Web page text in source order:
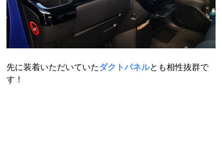
先に装着いただいていたダクトパネルとも相性抜群で
す！